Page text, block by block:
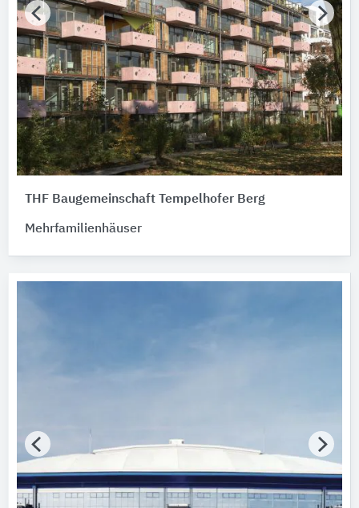
THF Baugemeinschaft Tempelhofer Berg
Mehrfamilienhäuser